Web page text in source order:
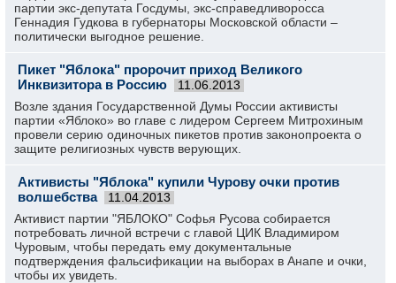
партии экс-депутата Госдумы, экс-справедливоросса
Геннадия Гудкова в губернаторы Московской области –
политически выгодное решение.
Пикет "Яблока" пророчит приход Великого
Инквизитора в Россию
11.06.2013
Возле здания Государственной Думы России активисты
партии «Яблоко» во главе с лидером Сергеем Митрохиным
провели серию одиночных пикетов против законопроекта о
защите религиозных чувств верующих.
Активисты "Яблока" купили Чурову очки против
волшебства
11.04.2013
Активист партии "ЯБЛОКО" Софья Русова собирается
потребовать личной встречи с главой ЦИК Владимиром
Чуровым, чтобы передать ему документальные
подтверждения фальсификации на выборах в Анапе и очки,
чтобы их увидеть.